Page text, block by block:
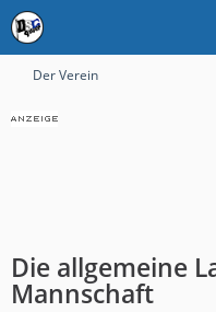
Der Verein
Die allgemeine
Mannschaft